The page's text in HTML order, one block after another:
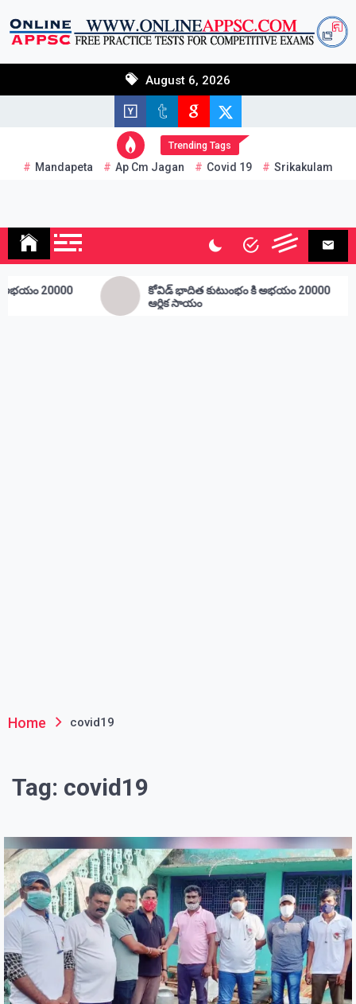
to
content
August 6, 2026
Trending Tags
Mandapeta Ap Cm Jagan Covid 19 Srikakulam
Andhra Junction
కోవిడ్ భాదిత కుటుంభం కి అభయం 20000
ఆర్థిక సాయం
ఉద్దాన
I have read and agree to the terms & conditions
Home covid19
Tag: covid19